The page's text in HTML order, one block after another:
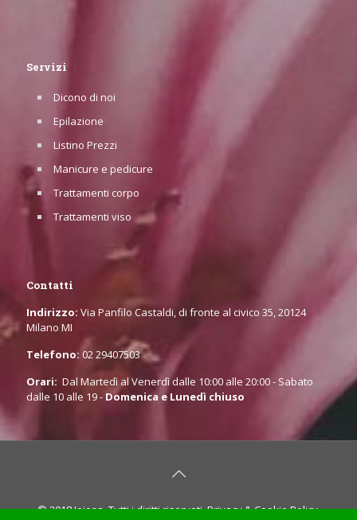
Servizi
Dicono di noi
Epilazione
Listino Prezzi
Manicure e pedicure
Trattamenti corpo
Trattamenti viso
Contatti
Indirizzo: Via Panfilo Castaldi, di fronte al civico 35, 20124
Milano MI
Telefono: 02 29407503
Orari: Dal Martedì al Venerdì dalle 10:00 alle 20:00 - Sabato
dalle 10 alle 19 - Domenica e Lunedì chiuso
© 2018 Joiosa. Tutti i diritti riservati.Privacy & Cookie Policy.